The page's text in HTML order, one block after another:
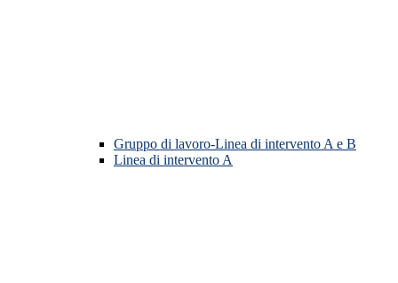
Gruppo di lavoro-Linea di intervento A e B
Linea di intervento A